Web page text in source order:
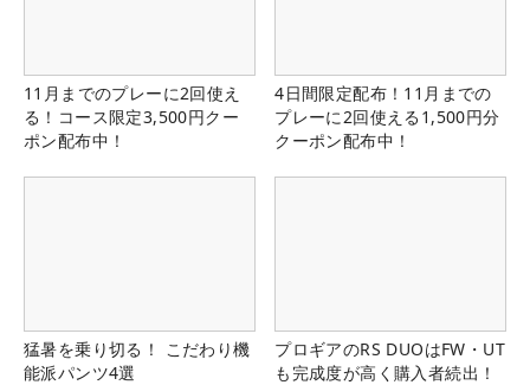
11月までのプレーに2回使え
る！コース限定3,500円クー
ポン配布中！
4日間限定配布！11月までの
プレーに2回使える1,500円分
クーポン配布中！
猛暑を乗り切る！ こだわり機
能派パンツ4選
プロギアのRS DUOはFW・UT
も完成度が高く購入者続出！